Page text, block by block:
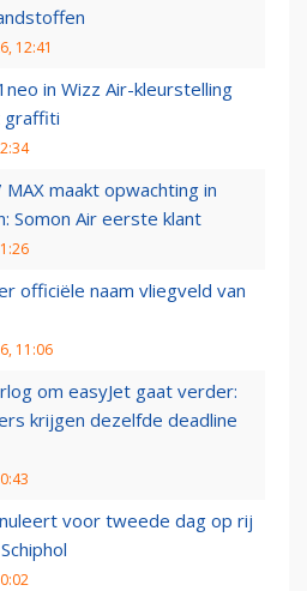
12:41
in Wizz Air-kleurstelling
graffiti
maakt opwachting in
Somon Air eerste klant
officiële naam vliegveld van
11:06
om easyJet gaat verder:
krijgen dezelfde deadline
voor tweede dag op rij